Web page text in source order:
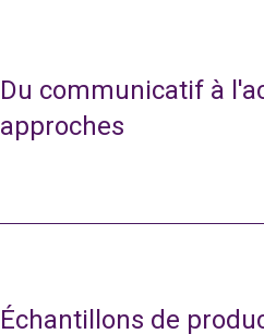
Du communicatif à
approches
Échantillons de